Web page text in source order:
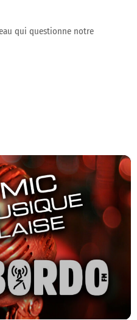
qui questionne notre